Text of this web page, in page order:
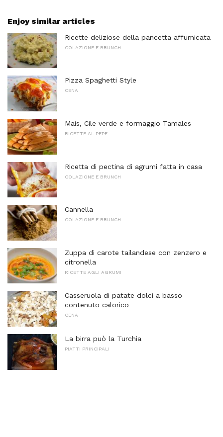
Enjoy similar articles
Ricette deliziose della pancetta affumicata
COLAZIONE E BRUNCH
Pizza Spaghetti Style
CENA
Mais, Cile verde e formaggio Tamales
RICETTE AL PEPE
Ricetta di pectina di agrumi fatta in casa
COLAZIONE E BRUNCH
Cannella
COLAZIONE E BRUNCH
Zuppa di carote tailandese con zenzero e
citronella
RICETTE AGLI AGRUMI
Casseruola di patate dolci a basso
contenuto calorico
CENA
La birra può la Turchia
PIATTI PRINCIPALI